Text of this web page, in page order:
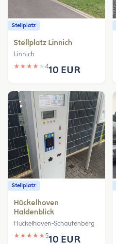
Stellplatz
Stellplatz Linnich
Linnich
★ ★ ★ ★ ★ 410 EUR
Stellplatz
Hückelhoven
Haldenblick
Hückelhoven-Schaufenberg
★ ★ ★ ★ ★510 EUR